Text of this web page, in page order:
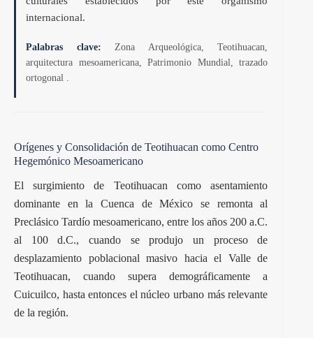
internacional.
Palabras clave: Zona Arqueológica, Teotihuacan,
arquitectura mesoamericana, Patrimonio Mundial, trazado
ortogonal .
Orígenes y Consolidación de Teotihuacan como Centro
Hegemónico Mesoamericano
El surgimiento de Teotihuacan como asentamiento
dominante en la Cuenca de México se remonta al
Preclásico Tardío mesoamericano, entre los años 200 a.C.
al 100 d.C., cuando se produjo un proceso de
desplazamiento poblacional masivo hacia el Valle de
Teotihuacan, cuando supera demográficamente a
Cuicuilco, hasta entonces el núcleo urbano más relevante
de la región.